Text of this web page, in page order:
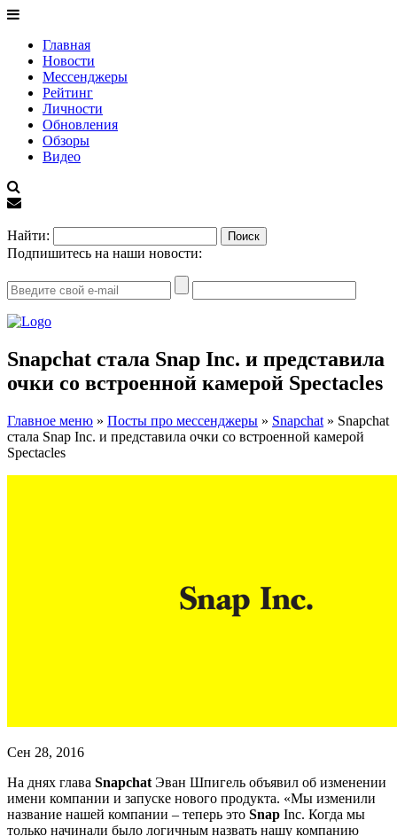
Главная
Новости
Мессенджеры
Рейтинг
Личности
Обновления
Обзоры
Видео
Найти:
Подпишитесь на наши новости:
Snapchat стала Snap Inc. и представила
очки со встроенной камерой Spectacles
Главное меню » Посты про мессенджеры » Snapchat » Snapchat
стала Snap Inc. и представила очки со встроенной камерой
Spectacles
Сен 28, 2016
На днях глава Snapchat Эван Шпигель объявил об изменении
имени компании и запуске нового продукта. «Мы изменили
название нашей компании – теперь это Snap Inc. Когда мы
только начинали было логичным назвать нашу компанию